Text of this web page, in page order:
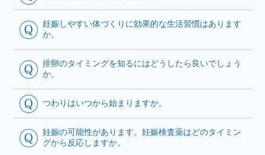
妊娠しやすい体づくりに効果的な生活習慣はあります
か。
排卵のタイミングを知るにはどうしたら良いでしょう
か。
つわりはいつから始まりますか。
妊娠の可能性があります。妊娠検査薬はどのタイミン
グから反応しますか。